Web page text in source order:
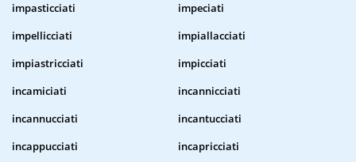
impasticciati
impeciati
impellicciati
impiallacciati
impiastricciati
impicciati
incamiciati
incannicciati
incannucciati
incantucciati
incappucciati
incapricciati